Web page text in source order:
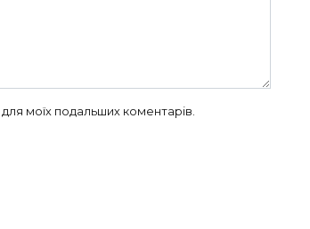
моїх подальших коментарів.